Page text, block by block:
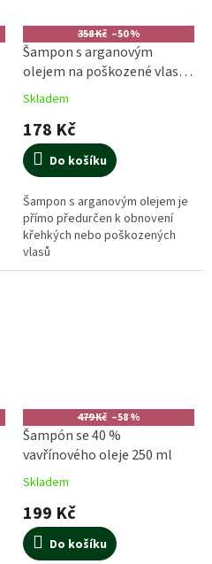
358 Kč –50 %
Šampon s arganovým
olejem na poškozené vlasy -
250 ml
Skladem
178 Kč
Do košíku
Šampon s arganovým olejem je
přímo předurčen k obnovení
křehkých nebo poškozených
vlasů
479 Kč –58 %
Šampón se 40 %
vavřínového oleje 250 ml
Skladem
199 Kč
Do košíku